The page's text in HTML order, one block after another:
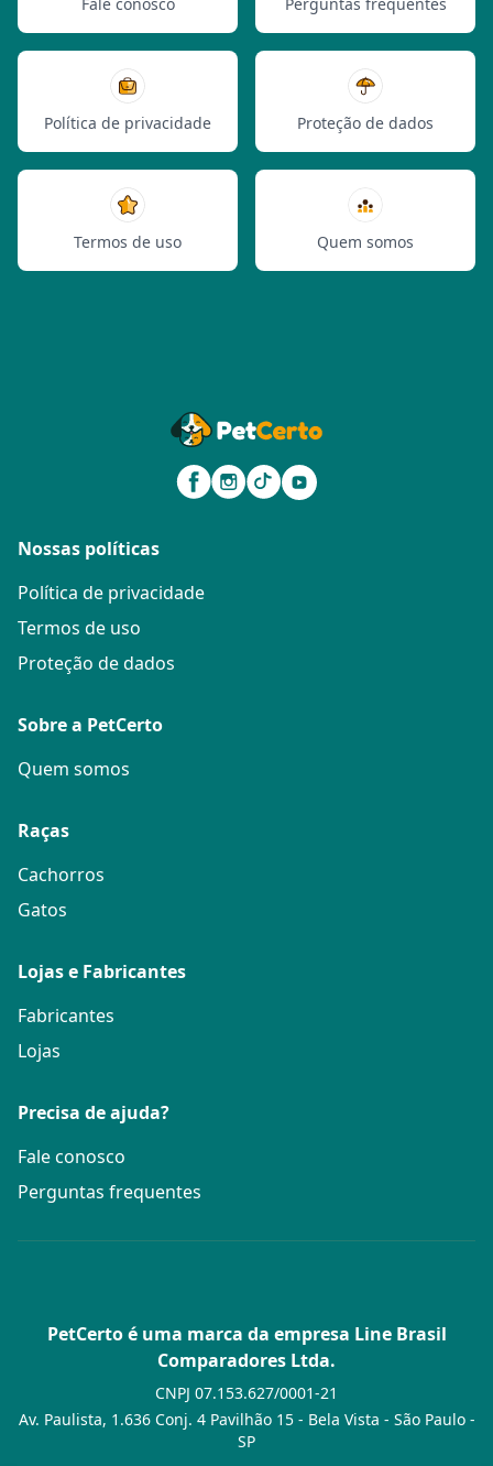
Política de privacidade Proteção de dados
Termos de uso Quem somos
Nossas políticas
Política de privacidade
Termos de uso
Proteção de dados
Sobre a PetCerto
Quem somos
Raças
Cachorros
Gatos
Lojas e Fabricantes
Fabricantes
Lojas
Precisa de ajuda?
Fale conosco
Perguntas frequentes
PetCerto é uma marca da empresa Line Brasil
Comparadores Ltda.
CNPJ 07.153.627/0001-21
Av. Paulista, 1.636 Conj. 4 Pavilhão 15 - Bela Vista - São Paulo -
SP